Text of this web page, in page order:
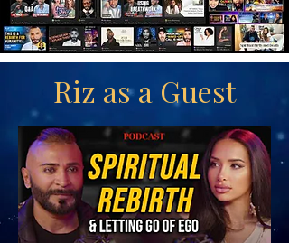
Riz as a Guest